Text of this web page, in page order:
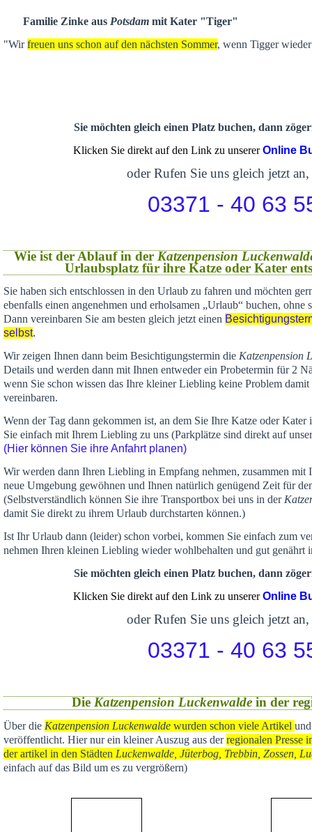
Familie Zinke aus Potsdam mit Kater "Tiger"
"Wirfreuen uns schon auf den nächsten Sommer, wenn Tigger
Sie möchten gleich einen Platz buchen, dann
Klicken Sie direkt auf den Link zu unsererOnline
oder Rufen Sie uns gleich jetzt an,
03371 - 40 63
Wie ist der Ablauf in der Katzenpension
Urlaubsplatz für ihre Katze oder Kater
Sie haben sich entschlossen in den Urlaub zu fahren und möchten
ebenfalls einen angenehmen und erholsamen „Urlaub“ buchen, ohne
Dann vereinbaren Sie am besten gleich jetzt einen
selbst.
Wir zeigen Ihnen dann beim Besichtigungstermin die Katzenpension
Details und werden dann mit Ihnen entweder ein Probetermin für 2
wenn Sie schon wissen das Ihre kleiner Liebling keine Problem
vereinbaren.
Wenn der Tag dann gekommen ist, an dem Sie Ihre Katze oder
Sie einfach mit Ihrem Liebling zu uns (Parkplätze sind direkt auf
(Hier können Sie ihre Anfahrt planen)
Wir werden dann Ihren Liebling in Empfang nehmen, zusammen mit
neue Umgebung gewöhnen und Ihnen natürlich genügend Zeit für
(Selbstverständlich können Sie ihre Transportbox bei uns in der
damit Sie direkt zu ihrem Urlaub durchstarten können.)
Ist Ihr Urlaub dann (leider) schon vorbei, kommen Sie einfach zum
nehmen Ihren kleinen Liebling wieder wohlbehalten und gut genährt
Sie möchten gleich einen Platz buchen, dann
Klicken Sie direkt auf den Link zu unsererOnline
oder Rufen Sie uns gleich jetzt an,
03371 - 40 63
Die Katzenpension Luckenwaldein der
Über die Katzenpension Luckenwalde wurden schon viele Artikel
veröffentlicht. Hier nur ein kleiner Auszug aus derregionalen Presse
der artikel in den Städten Luckenwalde, Jüterbog, Trebbin, Zossen,
einfach auf das Bild um es zu vergrößern)